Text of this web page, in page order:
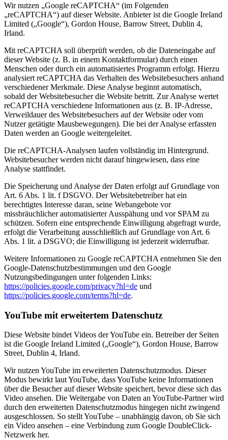
Wir nutzen „Google reCAPTCHA“ (im Folgenden
„reCAPTCHA“) auf dieser Website. Anbieter ist die Google Ireland
Limited („Google“), Gordon House, Barrow Street, Dublin 4,
Irland.
Mit reCAPTCHA soll überprüft werden, ob die Dateneingabe auf
dieser Website (z. B. in einem Kontaktformular) durch einen
Menschen oder durch ein automatisiertes Programm erfolgt. Hierzu
analysiert reCAPTCHA das Verhalten des Websitebesuchers anhand
verschiedener Merkmale. Diese Analyse beginnt automatisch,
sobald der Websitebesucher die Website betritt. Zur Analyse wertet
reCAPTCHA verschiedene Informationen aus (z. B. IP-Adresse,
Verweildauer des Websitebesuchers auf der Website oder vom
Nutzer getätigte Mausbewegungen). Die bei der Analyse erfassten
Daten werden an Google weitergeleitet.
Die reCAPTCHA-Analysen laufen vollständig im Hintergrund.
Websitebesucher werden nicht darauf hingewiesen, dass eine
Analyse stattfindet.
Die Speicherung und Analyse der Daten erfolgt auf Grundlage von
Art. 6 Abs. 1 lit. f DSGVO. Der Websitebetreiber hat ein
berechtigtes Interesse daran, seine Webangebote vor
missbräuchlicher automatisierter Ausspähung und vor SPAM zu
schützen. Sofern eine entsprechende Einwilligung abgefragt wurde,
erfolgt die Verarbeitung ausschließlich auf Grundlage von Art. 6
Abs. 1 lit. a DSGVO; die Einwilligung ist jederzeit widerrufbar.
Weitere Informationen zu Google reCAPTCHA entnehmen Sie den
Google-Datenschutzbestimmungen und den Google
Nutzungsbedingungen unter folgenden Links:
https://policies.google.com/privacy?hl=de und
https://policies.google.com/terms?hl=de.
YouTube mit erweitertem Datenschutz
Diese Website bindet Videos der YouTube ein. Betreiber der Seiten
ist die Google Ireland Limited („Google“), Gordon House, Barrow
Street, Dublin 4, Irland.
Wir nutzen YouTube im erweiterten Datenschutzmodus. Dieser
Modus bewirkt laut YouTube, dass YouTube keine Informationen
über die Besucher auf dieser Website speichert, bevor diese sich das
Video ansehen. Die Weitergabe von Daten an YouTube-Partner wird
durch den erweiterten Datenschutzmodus hingegen nicht zwingend
ausgeschlossen. So stellt YouTube – unabhängig davon, ob Sie sich
ein Video ansehen – eine Verbindung zum Google DoubleClick-
Netzwerk her.